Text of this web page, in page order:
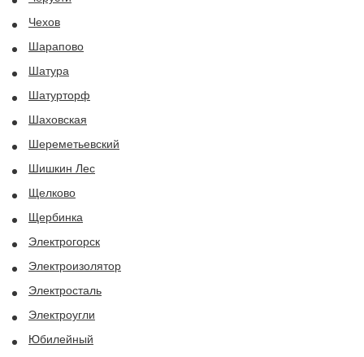
Чехов
Шарапово
Шатура
Шатурторф
Шаховская
Шереметьевский
Шишкин Лес
Щелково
Щербинка
Электрогорск
Электроизолятор
Электросталь
Электроугли
Юбилейный